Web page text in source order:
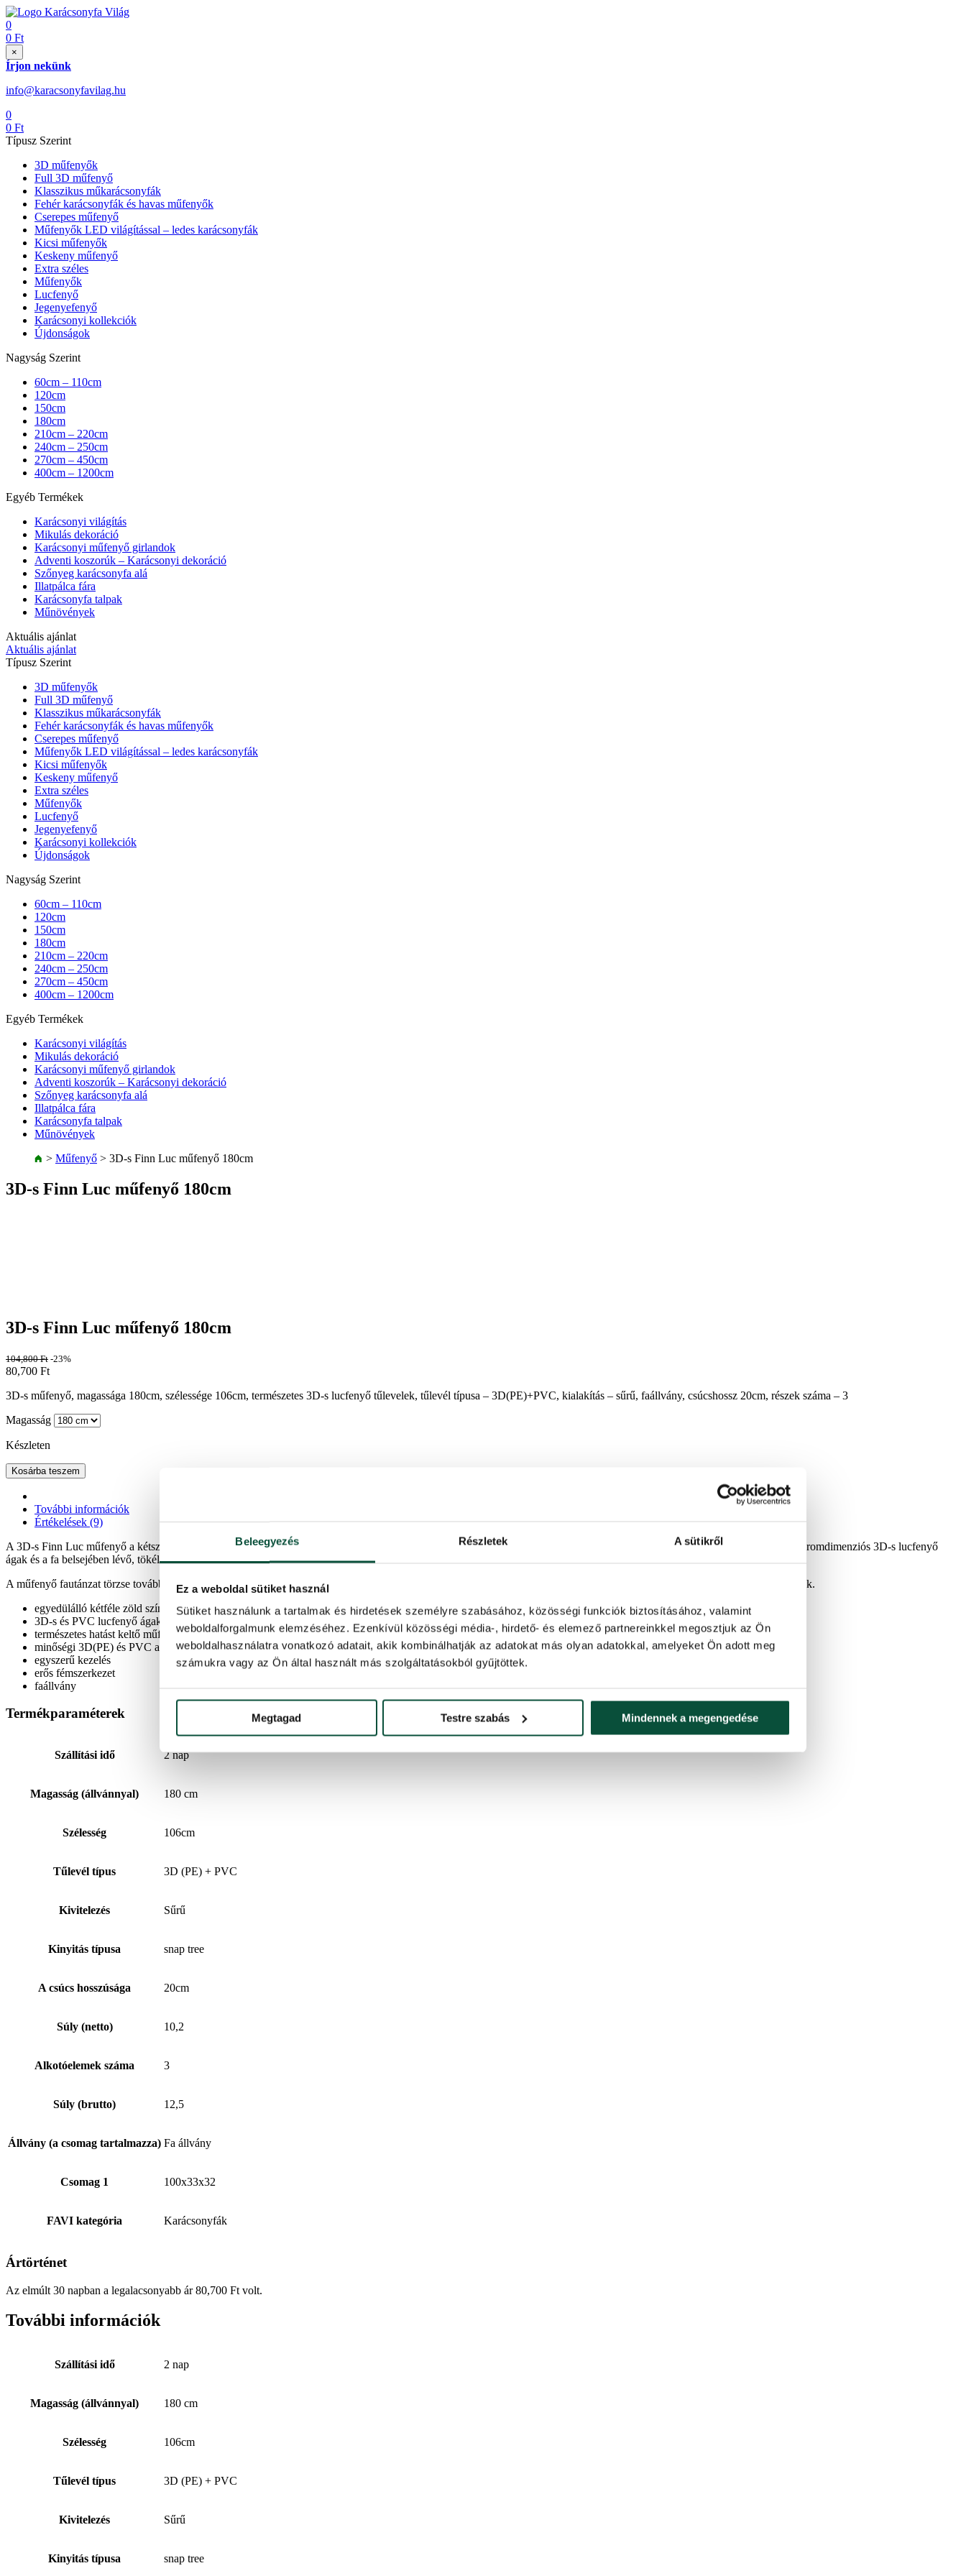
Beleegyezés Részletek A sütikről
Ez a weboldal sütiket használ
Sütiket használunk a tartalmak és hirdetések személyre szabásához, közösségi funkciók biztosításához, valamint
weboldalforgalmunk elemzéséhez. Ezenkívül közösségi média-, hirdető- és elemező partnereinkkel megosztjuk az Ön
weboldalhasználatra vonatkozó adatait, akik kombinálhatják az adatokat más olyan adatokkal, amelyeket Ön adott meg
számukra vagy az Ön által használt más szolgáltatásokból gyűjtöttek.
Megtagad Testre szabás Mindennek a megengedése
0
0 Ft
×
Írjon nekünk
info@karacsonyfavilag.hu
0
0 Ft
Típusz Szerint
3D műfenyők
Full 3D műfenyő
Klasszikus műkarácsonyfák
Fehér karácsonyfák és havas műfenyők
Cserepes műfenyő
Műfenyők LED világítással – ledes karácsonyfák
Kicsi műfenyők
Keskeny műfenyő
Extra széles
Műfenyők
Lucfenyő
Jegenyefenyő
Karácsonyi kollekciók
Újdonságok
Nagyság Szerint
60cm – 110cm
120cm
150cm
180cm
210cm – 220cm
240cm – 250cm
270cm – 450cm
400cm – 1200cm
Egyéb Termékek
Karácsonyi világítás
Mikulás dekoráció
Karácsonyi műfenyő girlandok
Adventi koszorúk – Karácsonyi dekoráció
Szőnyeg karácsonyfa alá
Illatpálca fára
Karácsonyfa talpak
Műnövények
Aktuális ajánlat
Aktuális ajánlat
Típusz Szerint
3D műfenyők
Full 3D műfenyő
Klasszikus műkarácsonyfák
Fehér karácsonyfák és havas műfenyők
Cserepes műfenyő
Műfenyők LED világítással – ledes karácsonyfák
Kicsi műfenyők
Keskeny műfenyő
Extra széles
Műfenyők
Lucfenyő
Jegenyefenyő
Karácsonyi kollekciók
Újdonságok
Nagyság Szerint
60cm – 110cm
120cm
150cm
180cm
210cm – 220cm
240cm – 250cm
270cm – 450cm
400cm – 1200cm
Egyéb Termékek
Karácsonyi világítás
Mikulás dekoráció
Karácsonyi műfenyő girlandok
Adventi koszorúk – Karácsonyi dekoráció
Szőnyeg karácsonyfa alá
Illatpálca fára
Karácsonyfa talpak
Műnövények
> Műfenyő > 3D-s Finn Luc műfenyő 180cm
3D-s Finn Luc műfenyő 180cm
3D-s Finn Luc műfenyő 180cm
104,800Ft -23%
80,700 Ft
3D-s műfenyő, magassága 180cm, szélessége 106cm, természetes 3D-s lucfenyő tűlevelek, tűlevél típusa – 3D(PE)+PVC, kialakítás – sűrű, faállvány, csúcshossz 20cm, részek száma – 3
Magasság
Készleten
Kosárba teszem
További információk
Értékelések (9)
A 3D-s Finn Luc műfenyő a kétszínű, világosabb és sötétebb zöld ágainak köszönhetően egy különleges karácsonyfa. Az élő fenyő hatását hangsúlyozza a külső oldalon lévő háromdimenziós 3D-s lucfenyő
ágak és a fa belsejében lévő, tökéletesen egybeolvadó PVC tűlevelek kombinációja.
A műfenyő fautánzat törzse tovább tökéletesíti a designját, és ezáltal még természetesebb benyomást kelt. Erős vasszerkezete és faállványa van, ami szintén része a csomagolásnak.
egyedülálló kétféle zöld színű tűlevelek
3D-s és PVC lucfenyő ágak kombinálásával készült
természetes hatást keltő műfenyő
minőségi 3D(PE) és PVC anyagokból készült
egyszerű kezelés
erős fémszerkezet
faállvány
Termékparaméterek
Szállítási idő 2 nap
Magasság (állvánnyal) 180 cm
Szélesség 106cm
Tűlevél típus 3D (PE) + PVC
Kivitelezés Sűrű
Kinyitás típusa snap tree
A csúcs hosszúsága 20cm
Súly (netto) 10,2
Alkotóelemek száma 3
Súly (brutto) 12,5
Állvány (a csomag tartalmazza) Fa állvány
Csomag 1 100x33x32
FAVI kategória Karácsonyfák
Ártörténet
Az elmúlt 30 napban a legalacsonyabb ár80,700 Ft volt.
További információk
Szállítási idő 2 nap
Magasság (állvánnyal) 180 cm
Szélesség 106cm
Tűlevél típus 3D (PE) + PVC
Kivitelezés Sűrű
Kinyitás típusa snap tree